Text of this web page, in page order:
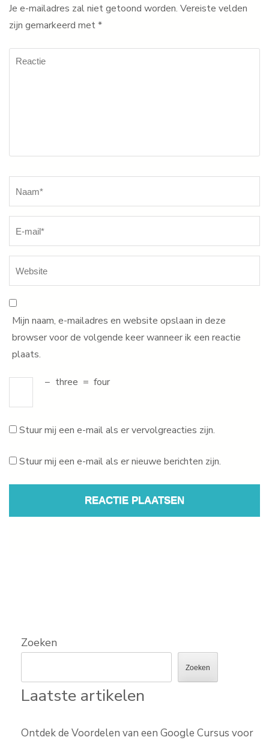
Je e-mailadres zal niet getoond worden. Vereiste velden
zijn gemarkeerd met*
Reactie
Mijn naam, e-mailadres en website opslaan in deze
browser voor de volgende keer wanneer ik een reactie
plaats.
− three = four
Stuur mij een e-mail als er vervolgreacties zijn.
Stuur mij een e-mail als er nieuwe berichten zijn.
Zoeken
Zoeken
Laatste artikelen
Ontdek de Voordelen van een Google Cursus voor